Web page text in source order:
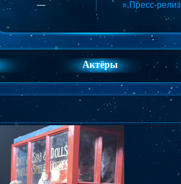
—
» Пресс-релиз
Актёры